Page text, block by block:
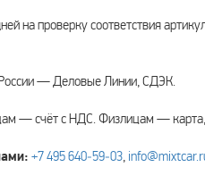
на проверку соответствия
— Деловые Линии, СДЭК.
— счёт с НДС. Физлицам —
+7 495 640‑59‑03,